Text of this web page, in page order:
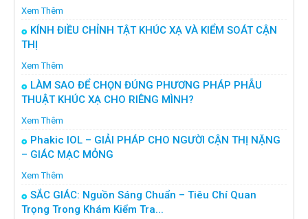
Xem Thêm
KÍNH ĐIỀU CHỈNH TẬT KHÚC XẠ VÀ KIỂM SOÁT CẬN
THỊ
Xem Thêm
LÀM SAO ĐỂ CHỌN ĐÚNG PHƯƠNG PHÁP PHẪU
THUẬT KHÚC XẠ CHO RIÊNG MÌNH?
Xem Thêm
Phakic IOL – GIẢI PHÁP CHO NGƯỜI CẬN THỊ NẶNG
– GIÁC MẠC MỎNG
Xem Thêm
SẮC GIÁC: Nguồn Sáng Chuẩn – Tiêu Chí Quan
Trọng Trong Khám Kiểm Tra...